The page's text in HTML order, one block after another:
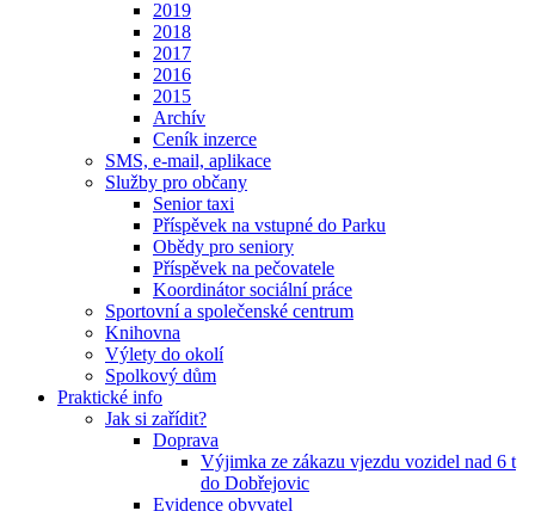
2019
2018
2017
2016
2015
Archív
Ceník inzerce
SMS, e-mail, aplikace
Služby pro občany
Senior taxi
Příspěvek na vstupné do Parku
Obědy pro seniory
Příspěvek na pečovatele
Koordinátor sociální práce
Sportovní a společenské centrum
Knihovna
Výlety do okolí
Spolkový dům
Praktické info
Jak si zařídit?
Doprava
Výjimka ze zákazu vjezdu vozidel nad 6 t
do Dobřejovic
Evidence obyvatel